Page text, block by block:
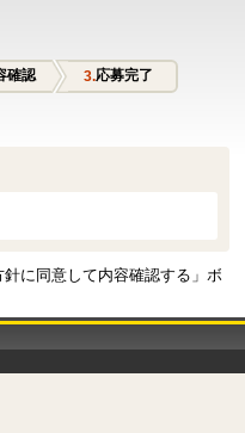
確認 応募完了
に同意して内容確認する」ボ